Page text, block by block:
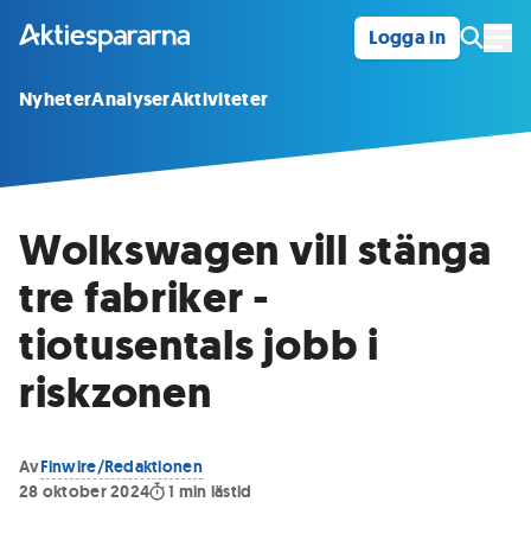
Logga in
NyheterAnalyserAktiviteter
Wolkswagen vill stänga
tre fabriker -
tiotusentals jobb i
riskzonen
AvFinwire/Redaktionen
28 oktober 2024
1 min lästid